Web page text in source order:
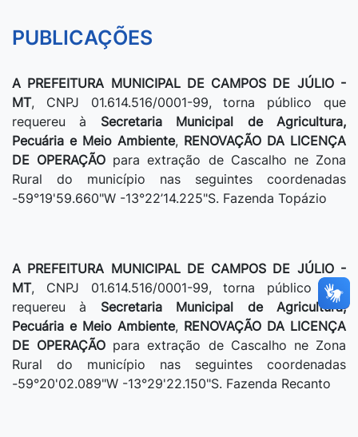
PUBLICAÇÕES
A PREFEITURA MUNICIPAL DE CAMPOS DE JÚLIO -
MT, CNPJ 01.614.516/0001-99, torna público que
requereu à Secretaria Municipal de Agricultura,
Pecuária e Meio Ambiente, RENOVAÇÃO DA LICENÇA
DE OPERAÇÃO para extração de Cascalho ne Zona
Rural do município nas seguintes coordenadas
-59°19'59.660"W -13°22’14.225"S. Fazenda Topázio
A PREFEITURA MUNICIPAL DE CAMPOS DE JÚLIO -
MT, CNPJ 01.614.516/0001-99, torna público que
requereu à Secretaria Municipal de Agricultura,
Pecuária e Meio Ambiente, RENOVAÇÃO DA LICENÇA
DE OPERAÇÃO para extração de Cascalho ne Zona
Rural do município nas seguintes coordenadas
-59°20'02.089"W -13°29'22.150"S. Fazenda Recanto